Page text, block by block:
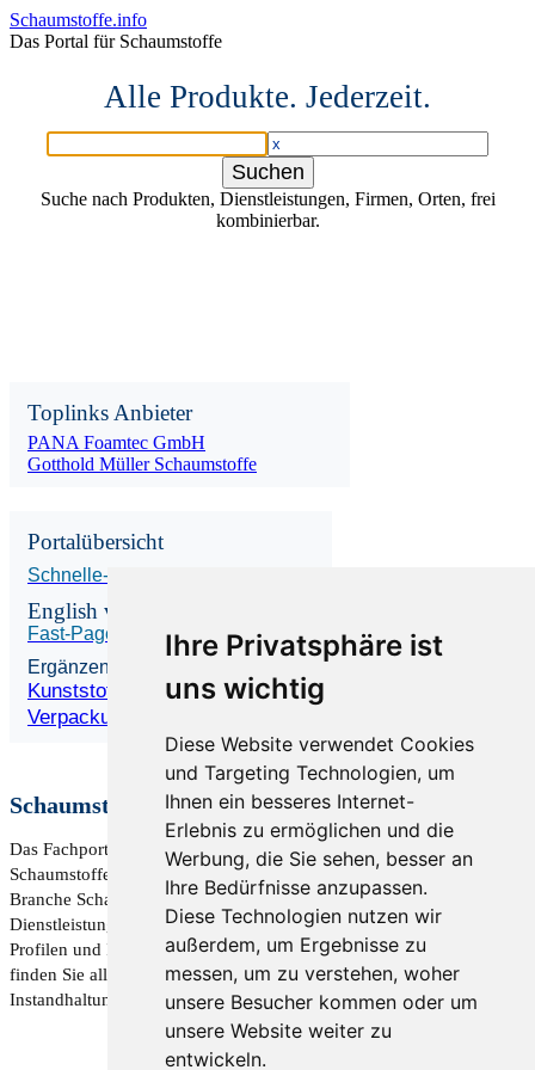
Ihre Privatsphäre ist
uns wichtig
Diese Website verwendet Cookies
und Targeting Technologien, um
Ihnen ein besseres Internet-
Erlebnis zu ermöglichen und die
Werbung, die Sie sehen, besser an
Ihre Bedürfnisse anzupassen.
Diese Technologien nutzen wir
außerdem, um Ergebnisse zu
messen, um zu verstehen, woher
unsere Besucher kommen oder um
unsere Website weiter zu
entwickeln.
Schaumstoffe.info
Das Portal für Schaumstoffe
Alle Produkte. Jederzeit.
Suche nach Produkten, Dienstleistungen, Firmen, Orten, frei
kombinierbar.
Toplinks Anbieter
PANA Foamtec GmbH
Gotthold Müller Schaumstoffe
Portalübersicht
Schnelle-Seiten.de
English version
Fast-Pages.com
Ergänzende Portale
Kunststofferzeugnisse.info
Verpackungsmittel.info
Schaumstoffe.info Das Portal für Schaumstoffe
Das Fachportal für Schaumstoffe ist die Plattform für
Schaumstoffe. Hier treffen sich Anbieter und Nachfrager aus der
Branche Schaumstoffe. Hersteller und Händler inklusive aller
Dienstleistungen sind im Webverzeichnis mit Adressdaten,
Profilen und Informationen über Produkte vertreten. Ebenso
finden Sie alle Unternehmen für Inbebriebnahme, Wartung und
Instandhaltung.